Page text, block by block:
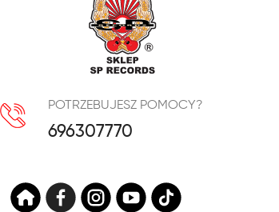
POTRZEBUJESZ POMOCY?
696307770